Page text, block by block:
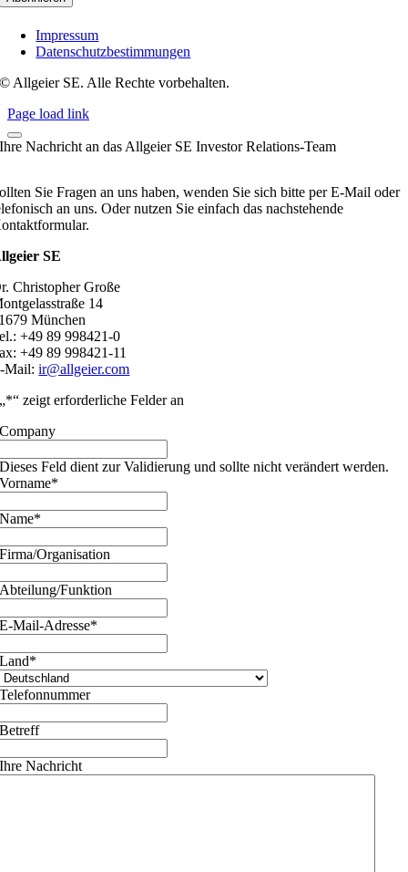
Impressum
Datenschutzbestimmungen
© Allgeier SE. Alle Rechte vorbehalten.
Page load link
Ihre Nachricht an das Allgeier SE Investor Relations-Team
Sie Fragen an uns haben, wenden Sie sich bitte per E-Mail oder
an uns. Oder nutzen Sie einfach das nachstehende
SE
Christopher Große
14
München
+49 89 998421-0
+49 89 998421-11
Mail:ir@allgeier.com
„*“ zeigt erforderliche Felder an
Company
Dieses Feld dient zur Validierung und sollte nicht verändert werden.
Vorname*
Name*
Firma/Organisation
Abteilung/Funktion
E-Mail-Adresse*
Land*
Telefonnummer
Betreff
Ihre Nachricht